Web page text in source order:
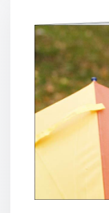
Sortimente
Hefte
Jahreslosung
Restbestände